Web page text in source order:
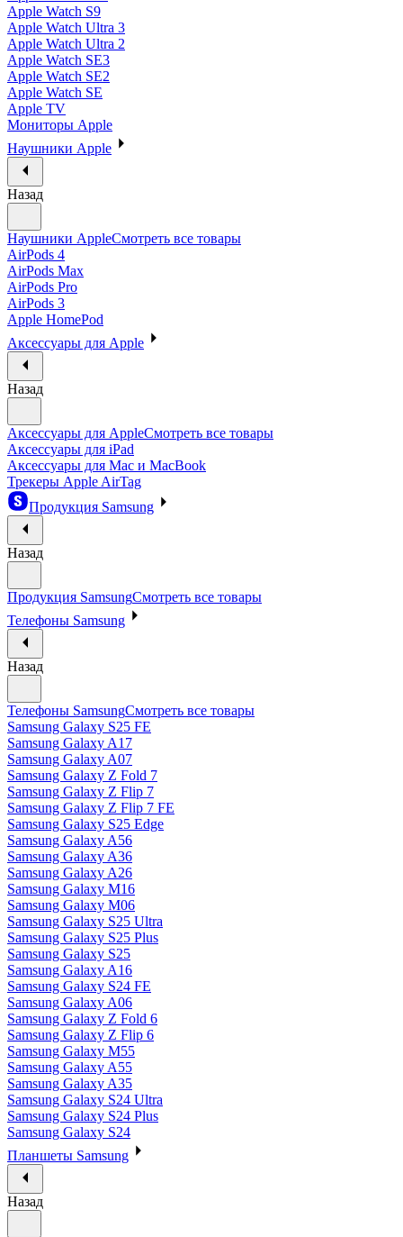
Apple Watch S9
Apple Watch Ultra 3
Apple Watch Ultra 2
Apple Watch SE3
Apple Watch SE2
Apple Watch SE
Apple TV
Мониторы Apple
Наушники Apple
Назад
Наушники AppleСмотреть все товары
AirPods 4
AirPods Max
AirPods Pro
AirPods 3
Apple HomePod
Аксессуары для Apple
Назад
Аксессуары для AppleСмотреть все товары
Аксессуары для iPad
Аксессуары для Mac и MacBook
Трекеры Apple AirTag
Продукция Samsung
Назад
Продукция SamsungСмотреть все товары
Телефоны Samsung
Назад
Телефоны SamsungСмотреть все товары
Samsung Galaxy S25 FE
Samsung Galaxy A17
Samsung Galaxy A07
Samsung Galaxy Z Fold 7
Samsung Galaxy Z Flip 7
Samsung Galaxy Z Flip 7 FE
Samsung Galaxy S25 Edge
Samsung Galaxy A56
Samsung Galaxy A36
Samsung Galaxy A26
Samsung Galaxy M16
Samsung Galaxy M06
Samsung Galaxy S25 Ultra
Samsung Galaxy S25 Plus
Samsung Galaxy S25
Samsung Galaxy A16
Samsung Galaxy S24 FE
Samsung Galaxy A06
Samsung Galaxy Z Fold 6
Samsung Galaxy Z Flip 6
Samsung Galaxy M55
Samsung Galaxy A55
Samsung Galaxy A35
Samsung Galaxy S24 Ultra
Samsung Galaxy S24 Plus
Samsung Galaxy S24
Планшеты Samsung
Назад